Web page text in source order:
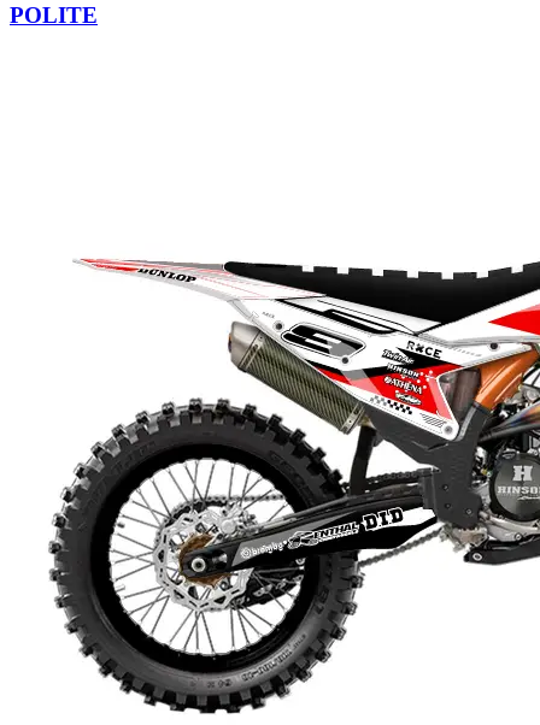
POLITE